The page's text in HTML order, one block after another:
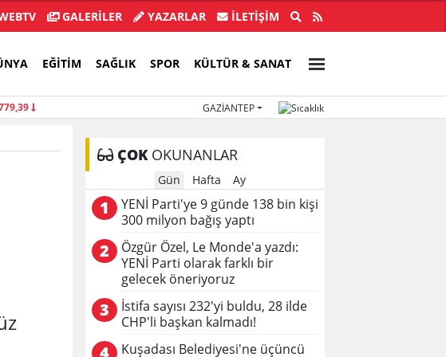
Belediye Başkanı İlkay Çiçek tutuklandı!
GALERİLER YAZARLAR İLETIŞIM
EĞITIM SAĞLIK SPOR KÜLTÜR & SANAT
GAZIANTEP
ÇOKOKUNANLAR
Gün Hafta Ay
1
YENİ Parti'ye 9 günde 138 bin kişi
300 milyon bağış yaptı
2
Özgür Özel, Le Monde'a yazdı:
YENİ Parti olarak farklı bir
gelecek öneriyoruz
3
İstifa sayısı 232'yi buldu, 28 ilde
CHP'li başkan kalmadı!
4
Kuşadası Belediyesi'ne üçüncü